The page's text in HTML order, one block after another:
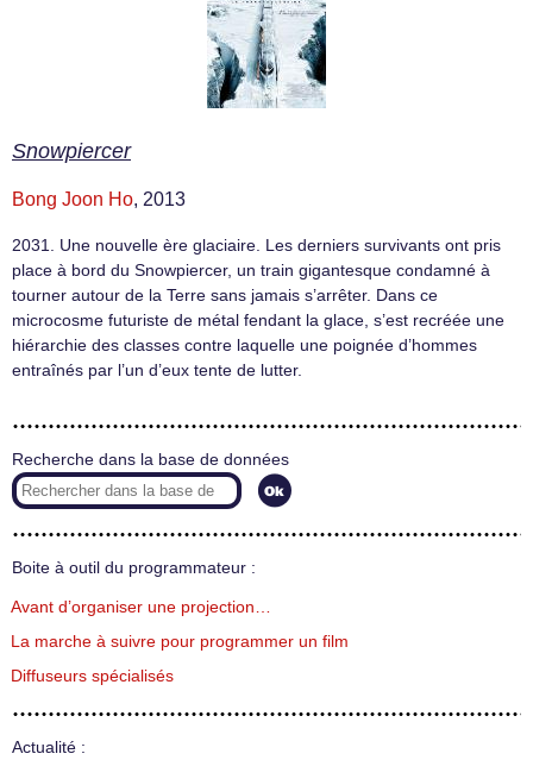
Snowpiercer
Bong Joon Ho, 2013
2031. Une nouvelle ère glaciaire. Les derniers survivants ont pris
place à bord du Snowpiercer, un train gigantesque condamné à
tourner autour de la Terre sans jamais s’arrêter. Dans ce
microcosme futuriste de métal fendant la glace, s’est recréée une
hiérarchie des classes contre laquelle une poignée d’hommes
entraînés par l’un d’eux tente de lutter.
Recherche dans la base de données
Boite à outil du programmateur :
Avant d’organiser une projection…
La marche à suivre pour programmer un film
Diffuseurs spécialisés
Actualité :